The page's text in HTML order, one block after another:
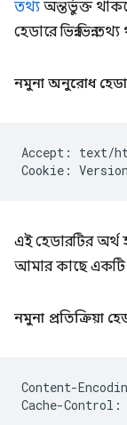
তথ্য অন্তর্ভুক্ত
হেডারে ভিন্ন ভিন্ন
নমুনা অনুরোধ
Accept: text/
এই হেডারটির
আমার কাছে
নমুনা প্রতিক্রিয়া
Content-